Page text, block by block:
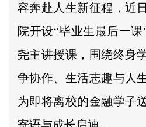
容奔赴人生新征程，近
院开设“毕业生最后一
尧主讲授课，围绕终身
争协作、生活志趣与人
为即将离校的金融学子
寄语与成长启迪。